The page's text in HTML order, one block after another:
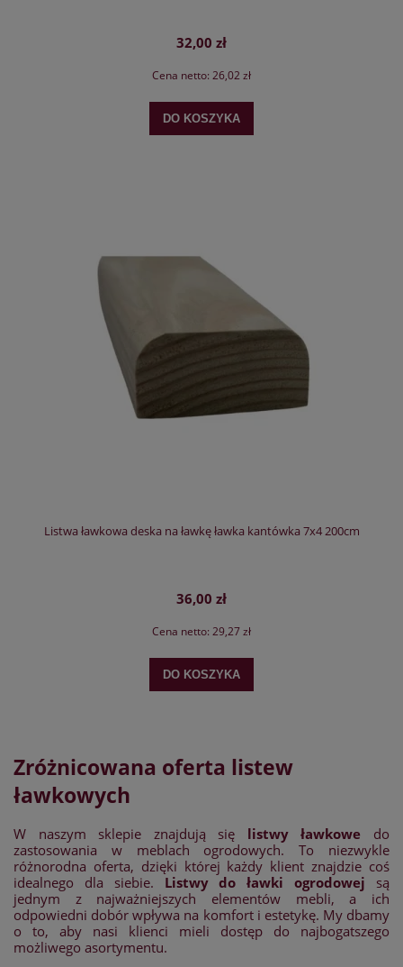
32,00 zł
Cena netto: 26,02 zł
DO KOSZYKA
Listwa ławkowa deska na ławkę ławka kantówka 7x4 200cm
36,00 zł
Cena netto: 29,27 zł
DO KOSZYKA
Zróżnicowana oferta listew
ławkowych
W naszym sklepie znajdują się listwy ławkowe do
zastosowania w meblach ogrodowych. To niezwykle
różnorodna oferta, dzięki której każdy klient znajdzie coś
idealnego dla siebie. Listwy do ławki ogrodowej są
jednym z najważniejszych elementów mebli, a ich
odpowiedni dobór wpływa na komfort i estetykę. My dbamy
o to, aby nasi klienci mieli dostęp do najbogatszego
możliwego asortymentu.